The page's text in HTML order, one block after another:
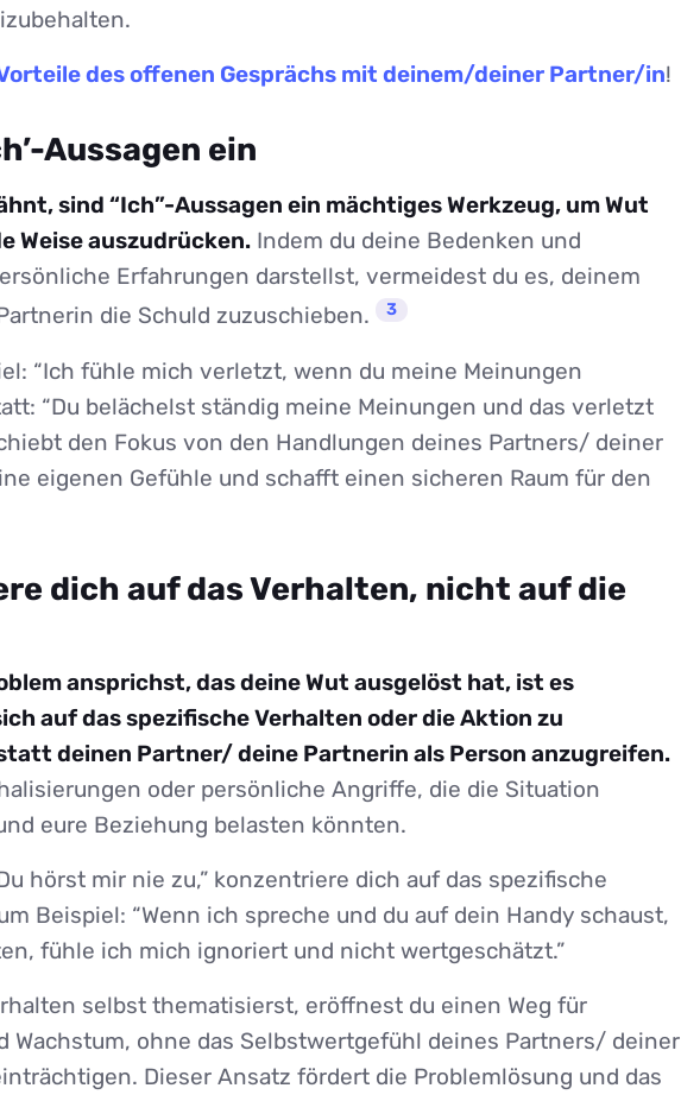
des offenen Gesprächs mit deinem/deiner Partner/in!
Aussagen ein
sind “Ich”-Aussagen ein mächtiges Werkzeug, um Wut
Weise auszudrücken. Indem du deine Bedenken und
Erfahrungen darstellst, vermeidest du es, deinem
die Schuld zuzuschieben.
3
“Ich fühle mich verletzt, wenn du meine Meinungen
“Du belächelst ständig meine Meinungen und das verletzt
den Fokus von den Handlungen deines Partners/ deiner
eigenen Gefühle und schafft einen sicheren Raum für den
dich auf das Verhalten, nicht auf die
ansprichst, das deine Wut ausgelöst hat, ist es
auf das spezifische Verhalten oder die Aktion zu
deinen Partner/ deine Partnerin als Person anzugreifen.
oder persönliche Angriffe, die die Situation
eure Beziehung belasten könnten.
hörst mir nie zu,” konzentriere dich auf das spezifische
Beispiel: “Wenn ich spreche und du auf dein Handy schaust,
fühle ich mich ignoriert und nicht wertgeschätzt.”
selbst thematisierst, eröffnest du einen Weg für
Wachstum, ohne das Selbstwertgefühl deines Partners/ deiner
Dieser Ansatz fördert die Problemlösung und das